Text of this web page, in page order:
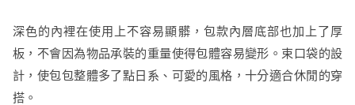
深色的內裡在使用上不容易顯髒，包款內層底部也加上了厚
板，不會因為物品承裝的重量使得包體容易變形。束口袋的設
計，使包包整體多了點日系、可愛的風格，十分適合休閒的穿
搭。